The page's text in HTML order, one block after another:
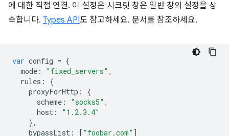
에 대한 직접 연결. 이 설정은 시크릿 창은 일반 창의 설정을 상
속합니다. Types API도 참고하세요. 문서를 참조하세요.
var config = {
mode : "fixed_servers" ,
rules :
{
proxyForHttp :
{
scheme : "socks5" ,
host :
"1.2.3.4"
},
bypassList : [ "foobar.com" ]